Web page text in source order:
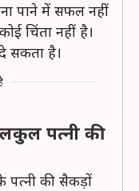
पाने में सफल नहीं
चिंता नहीं है।
सकता है।
पत्नी की
पत्नी की सैकड़ों